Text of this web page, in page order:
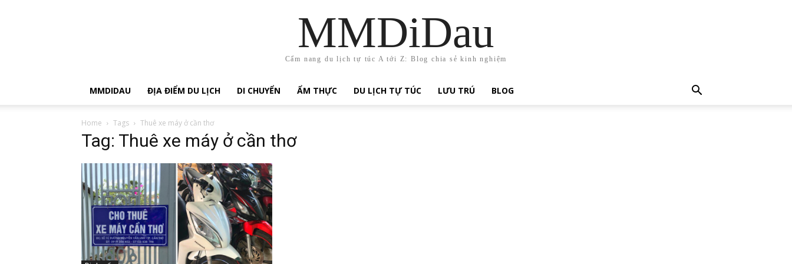
MMDiDau
Cẩm nang du lịch tự túc A tới Z: Blog chia sẻ kinh nghiệm
MMDIDAU ĐỊA ĐIỂM DU LỊCH DI CHUYỂN ẨM THỰC DU LỊCH TỰ TÚC LƯU TRÚ BLOG
Home Tags Thuê xe máy ở cần thơ
Tag: Thuê xe máy ở cần thơ